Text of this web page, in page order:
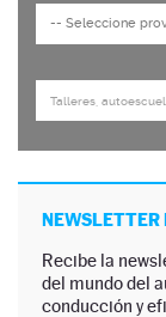
NEWSLETTER
Recibe la
del mundo del
conducción y